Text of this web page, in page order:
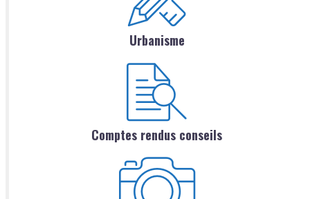
Urbanisme
Comptes rendus conseils